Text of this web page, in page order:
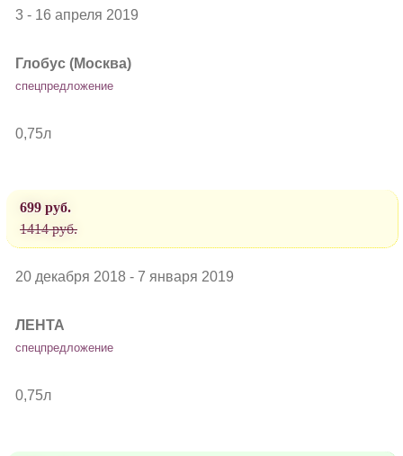
3 - 16 апреля 2019
Глобус (Москва)
спецпредложение
0,75л
699 руб.
1414 руб.
20 декабря 2018 - 7 января 2019
ЛЕНТА
спецпредложение
0,75л